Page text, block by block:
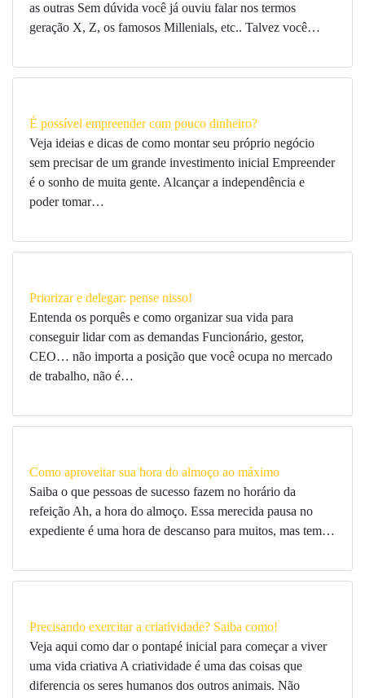
as outras Sem dúvida você já ouviu falar nos termos
geração X, Z, os famosos Millenials, etc.. Talvez você…
É possível empreender com pouco dinheiro?
Veja ideias e dicas de como montar seu próprio negócio
sem precisar de um grande investimento inicial Empreender
é o sonho de muita gente. Alcançar a independência e
poder tomar…
Priorizar e delegar: pense nisso!
Entenda os porquês e como organizar sua vida para
conseguir lidar com as demandas Funcionário, gestor,
CEO… não importa a posição que você ocupa no mercado
de trabalho, não é…
Como aproveitar sua hora do almoço ao máximo
Saiba o que pessoas de sucesso fazem no horário da
refeição Ah, a hora do almoço. Essa merecida pausa no
expediente é uma hora de descanso para muitos, mas tem…
Precisando exercitar a criatividade? Saiba como!
Veja aqui como dar o pontapé inicial para começar a viver
uma vida criativa A criatividade é uma das coisas que
diferencia os seres humanos dos outros animais. Não